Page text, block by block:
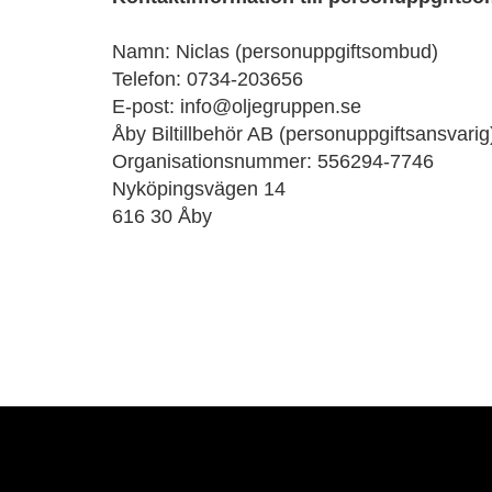
Namn: Niclas (personuppgiftsombud)
Telefon: 0734-203656
E-post: info@oljegruppen.se
Åby Biltillbehör AB
Organisationsnummer: 556294-7746
Nyköpingsvägen 14
616 30 Åby